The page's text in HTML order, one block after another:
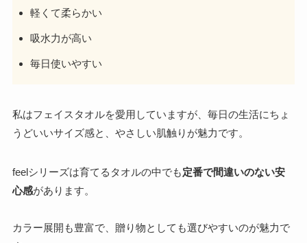
軽くて柔らかい
吸水力が高い
毎日使いやすい
私はフェイスタオルを愛用していますが、毎日の生活にちょ
うどいいサイズ感と、やさしい肌触りが魅力です。
feelシリーズは育てるタオルの中でも定番で間違いのない安
心感があります。
カラー展開も豊富で、贈り物としても選びやすいのが魅力で